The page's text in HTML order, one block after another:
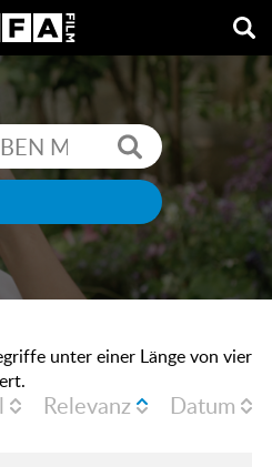
unter einer Länge von vier
Relevanz Datum